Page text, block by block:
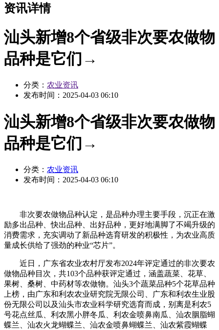
资讯详情
汕头新增8个省级非次要农做物
品种是它们→
分类： 农业资讯
发布时间： 2025-04-03 06:10
汕头新增8个省级非次要农做物
品种是它们→
分类： 农业资讯
发布时间： 2025-04-03 06:10
非次要农做物品种认定，是品种办理主要手段，沉正在激
励多出品种、快出品种、出好品种，更好地满脚了不竭升级的
消费需求，充实调动了新品种选育研发的积极性，为农业高质
量成长供给了强劲的种业“芯片”。
近日，广东省农业农村厅发布2024年评定通过的非次要农
做物品种目次，共103个品种获评定通过，涵盖蔬菜、花草、
果树、桑树、中药材等农做物。汕头3个蔬菜品种5个花草品种
上榜，由广东和利农农业研究院无限公司、广东和利农生业股
份无限公司以及汕头市农业科学研究选育而成，别离是利农5
号花点丝瓜、利农黑小胖冬瓜、利农金喷鼻南瓜、汕农胭脂蝴
蝶兰、汕农火龙蝴蝶兰、汕农金喷鼻蝴蝶兰、汕农紫霞蝴蝶